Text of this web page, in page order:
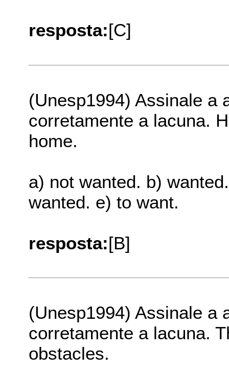
resposta:[C]
(Unesp1994) Assinale a
corretamente a lacuna.
home.
a) not wanted. b)
wanted. e) to want.
resposta:[B]
(Unesp1994) Assinale a
corretamente a lacuna.
obstacles.